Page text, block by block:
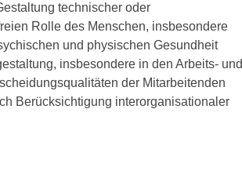
technischer oder
Rolle des Menschen, insbesondere
und physischen Gesundheit
insbesondere in den Arbeits- und
der Mitarbeitenden
Berücksichtigung interorganisationaler